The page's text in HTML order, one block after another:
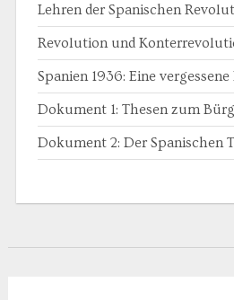
Lehren der Spanischen
Revolution und
Spanien 1936: Eine
Dokument 1: Thesen zum
Dokument 2: Der Spanischen